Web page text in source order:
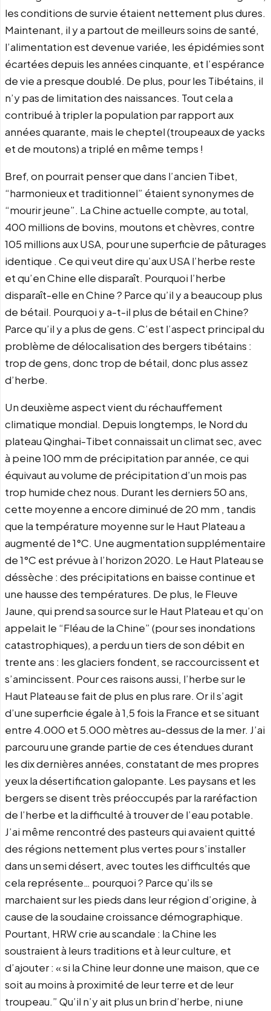
les conditions de survie étaient nettement plus dures.
Maintenant, il y a partout de meilleurs soins de santé,
l’alimentation est devenue variée, les épidémies sont
écartées depuis les années cinquante, et l’espérance
de vie a presque doublé. De plus, pour les Tibétains, il
n’y pas de limitation des naissances. Tout cela a
contribué à tripler la population par rapport aux
années quarante, mais le cheptel (troupeaux de yacks
et de moutons) a triplé en même temps !
Bref, on pourrait penser que dans l’ancien Tibet,
“harmonieux et traditionnel” étaient synonymes de
“mourir jeune”. La Chine actuelle compte, au total,
400 millions de bovins, moutons et chèvres, contre
105 millions aux USA, pour une superficie de pâturages
identique . Ce qui veut dire qu’aux USA l’herbe reste
et qu’en Chine elle disparaît. Pourquoi l’herbe
disparaît-elle en Chine ? Parce qu’il y a beaucoup plus
de bétail. Pourquoi y a-t-il plus de bétail en Chine?
Parce qu’il y a plus de gens. C’est l’aspect principal du
problème de délocalisation des bergers tibétains :
trop de gens, donc trop de bétail, donc plus assez
d’herbe.
Un deuxième aspect vient du réchauffement
climatique mondial. Depuis longtemps, le Nord du
plateau Qinghai-Tibet connaissait un climat sec, avec
à peine 100 mm de précipitation par année, ce qui
équivaut au volume de précipitation d’un mois pas
trop humide chez nous. Durant les derniers 50 ans,
cette moyenne a encore diminué de 20 mm , tandis
que la température moyenne sur le Haut Plateau a
augmenté de 1°C. Une augmentation supplémentaire
de 1°C est prévue à l’horizon 2020. Le Haut Plateau se
déssèche : des précipitations en baisse continue et
une hausse des températures. De plus, le Fleuve
Jaune, qui prend sa source sur le Haut Plateau et qu’on
appelait le “Fléau de la Chine” (pour ses inondations
catastrophiques), a perdu un tiers de son débit en
trente ans : les glaciers fondent, se raccourcissent et
s’amincissent. Pour ces raisons aussi, l’herbe sur le
Haut Plateau se fait de plus en plus rare. Or il s’agit
d’une superficie égale à 1,5 fois la France et se situant
entre 4.000 et 5.000 mètres au-dessus de la mer. J’ai
parcouru une grande partie de ces étendues durant
les dix dernières années, constatant de mes propres
yeux la désertification galopante. Les paysans et les
bergers se disent très préoccupés par la raréfaction
de l’herbe et la difficulté à trouver de l’eau potable.
J’ai même rencontré des pasteurs qui avaient quitté
des régions nettement plus vertes pour s’installer
dans un semi désert, avec toutes les difficultés que
cela représente… pourquoi ? Parce qu’ils se
marchaient sur les pieds dans leur région d’origine, à
cause de la soudaine croissance démographique.
Pourtant, HRW crie au scandale : la Chine les
soustraient à leurs traditions et à leur culture, et
d’ajouter : « si la Chine leur donne une maison, que ce
soit au moins à proximité de leur terre et de leur
troupeau.” Qu’il n’y ait plus un brin d’herbe, ni une